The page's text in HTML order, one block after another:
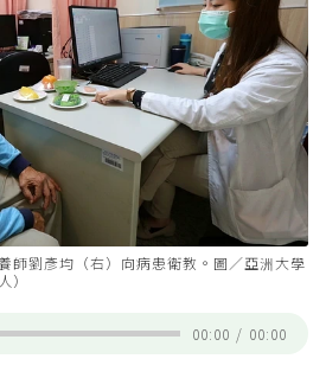
師劉彥均（右）向病患衛教。圖／亞洲大學
）
00:00 / 00:00